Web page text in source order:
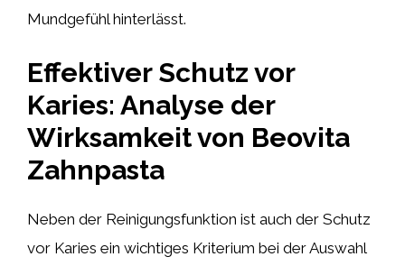
Mundgefühl hinterlässt.
Effektiver Schutz vor
Karies: Analyse der
Wirksamkeit von Beovita
Zahnpasta
Neben der Reinigungsfunktion ist auch der Schutz
vor Karies ein wichtiges Kriterium bei der Auswahl